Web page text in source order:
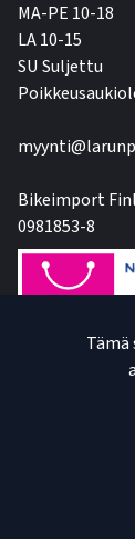
MA-PE 10-18
LA 10-15
SU Suljettu
Bikeimport
0981853-8